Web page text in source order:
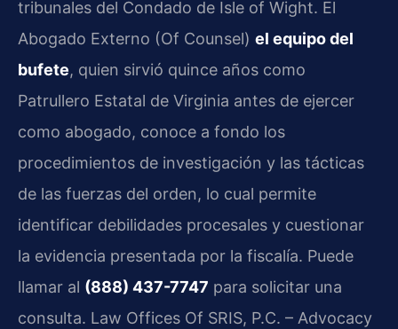
tribunales del Condado de Isle of Wight. El
Abogado Externo (Of Counsel) el equipo del
bufete, quien sirvió quince años como
Patrullero Estatal de Virginia antes de ejercer
como abogado, conoce a fondo los
procedimientos de investigación y las tácticas
de las fuerzas del orden, lo cual permite
identificar debilidades procesales y cuestionar
la evidencia presentada por la fiscalía. Puede
llamar al (888) 437-7747 para solicitar una
consulta. Law Offices Of SRIS, P.C. – Advocacy